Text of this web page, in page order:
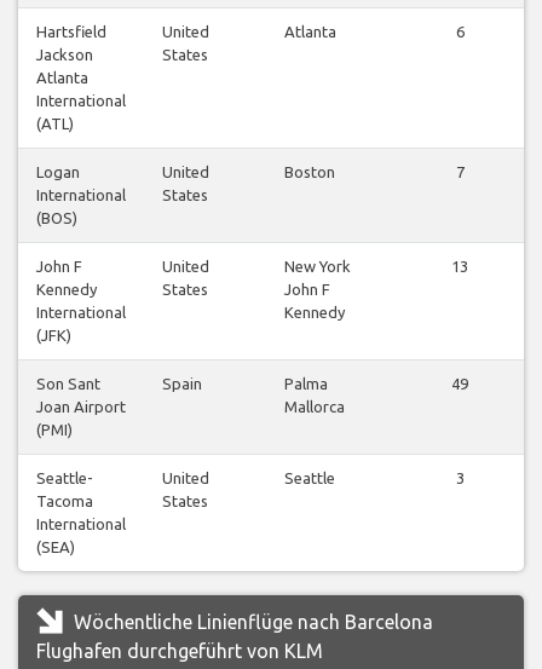
Hartsfield
Jackson
Atlanta
International
(ATL)
United
States
Atlanta 6
Logan
International
(BOS)
United
States
Boston 7
John F
Kennedy
International
(JFK)
United
States
New York
John F
Kennedy
13
Son Sant
Joan Airport
(PMI)
Spain
Palma
Mallorca
49
Seattle-
Tacoma
International
(SEA)
United
States
Seattle 3
Wöchentliche Linienflüge nach Barcelona
Flughafen durchgeführt von KLM